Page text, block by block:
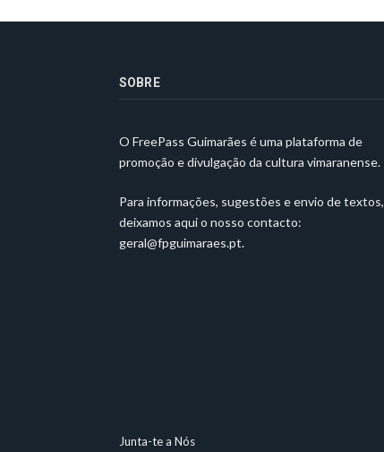
SOBRE
O FreePass Guimarães é uma plataforma de
promoção e divulgação da cultura vimaranense.
Para informações, sugestões e envio de textos,
deixamos aqui o nosso contacto:
geral@fpguimaraes.pt.
Junta-te a Nós